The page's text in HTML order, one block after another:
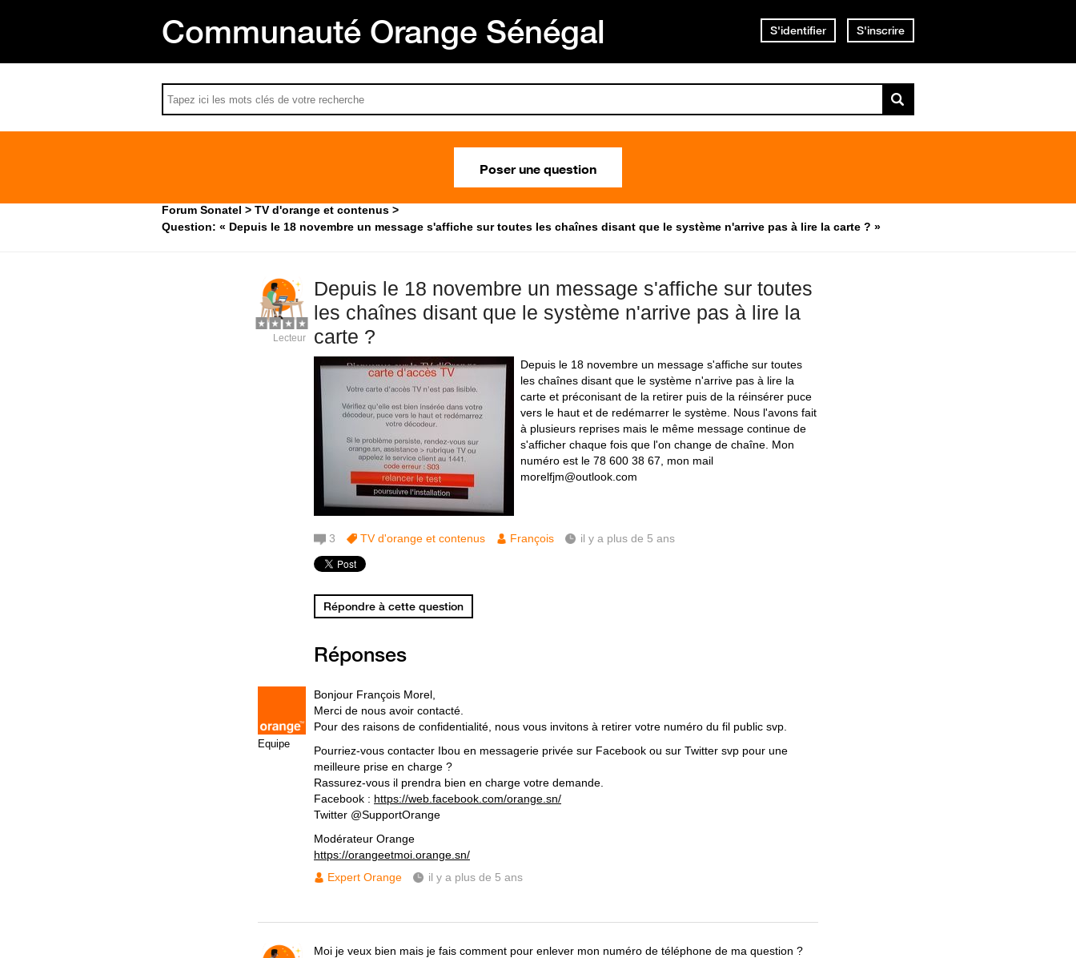
Communauté Orange Sénégal S'identifier S'inscrire
Poser une question
Forum Sonatel
TV d'orange et contenus
Question: « Depuis le 18 novembre un message s'affiche sur toutes les chaînes disant que le système n'arrive pas à lire la carte ? »
Depuis le 18 novembre un message s'affiche sur toutes
les chaînes disant que le système n'arrive pas à lire la
carte ?
Depuis le 18 novembre un message s'affiche sur toutes
les chaînes disant que le système n'arrive pas à lire la
carte et préconisant de la retirer puis de la réinsérer puce
vers le haut et de redémarrer le système. Nous l'avons fait
à plusieurs reprises mais le même message continue de
s'afficher chaque fois que l'on change de chaîne. Mon
numéro est le 78 600 38 67, mon mail
morelfjm@outlook.com
Lecteur
3 TV d'orange et contenus François il y a plus de 5 ans
Répondre à cette question
Réponses
Equipe
Bonjour François Morel,
Merci de nous avoir contacté.
Pour des raisons de confidentialité, nous vous invitons à retirer votre numéro du fil public svp.
Pourriez-vous contacter Ibou en messagerie privée sur Facebook ou sur Twitter svp pour une
meilleure prise en charge ?
Rassurez-vous il prendra bien en charge votre demande.
Facebook : https://web.facebook.com/orange.sn/
Twitter @SupportOrange
Modérateur Orange
https://orangeetmoi.orange.sn/
Expert Orange
il y a plus de 5 ans
Moi je veux bien mais je fais comment pour enlever mon numéro de téléphone de ma question ?